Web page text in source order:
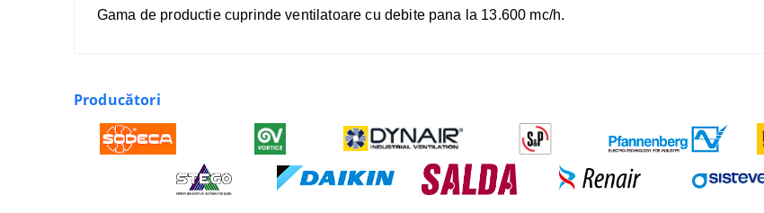
​Gama de productie cuprinde ventilatoare cu debite pana la 13.600 mc/h.
Producători